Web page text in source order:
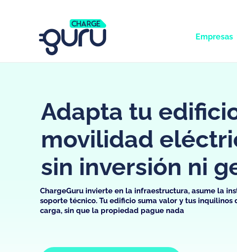
Empresas
ChargeGuru invierte en la infraestructura, asume la
soporte técnico. Tu edificio suma valor y tus
carga, sin que la propiedad pague nada
Adapta tu
movilidad
sin inversión ni